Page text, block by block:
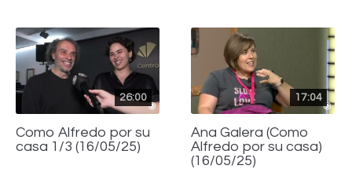
26:00
Como Alfredo por su
casa 1/3 (16/05/25)
17:04
Ana Galera (Como
Alfredo por su casa)
(16/05/25)